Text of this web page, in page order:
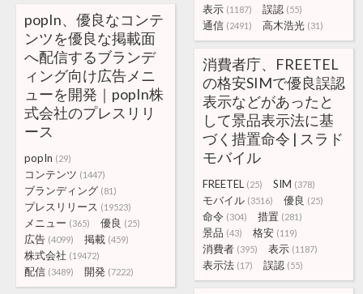
表示 (1187) 誤認 (55)
通信 (2491) 高木浩光 (31)
popIn、優良なコンテ
ンツを優良な掲載面
へ配信するブランデ
ィング向け広告メニ
ューを開発｜popIn株
式会社のプレスリリ
ース
popIn (29)
コンテンツ (1447)
ブランディング (81)
プレスリリース (19523)
メニュー (365) 優良 (25)
広告 (4099) 掲載 (459)
株式会社 (19472)
配信 (3489) 開発 (7222)
消費者庁、FREETEL
の格安SIMで優良誤認
表示などがあったと
して景品表示法に基
づく措置命令 | スラド
モバイル
FREETEL (25) SIM (378)
モバイル (3516) 優良 (25)
命令 (304) 措置 (281)
景品 (43) 格安 (119)
消費者 (395) 表示 (1187)
表示法 (17) 誤認 (55)